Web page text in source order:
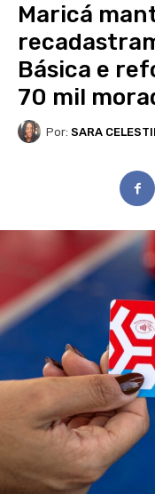
Maricá
Básica e
70 mil
Por: SARA